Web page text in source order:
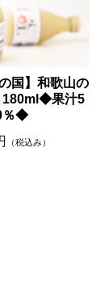
国】和歌山の
180ml◆果汁5
％◆
（税込み）